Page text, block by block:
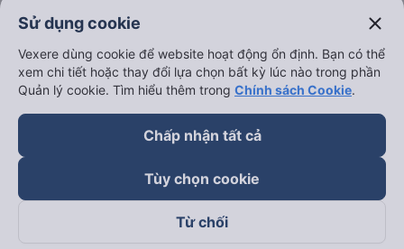
Sử dụng cookie close
Vexere dùng cookie để website hoạt động ổn định. Bạn có thể
xem chi tiết hoặc thay đổi lựa chọn bất kỳ lúc nào trong phần
Quản lý cookie. Tìm hiểu thêm trong Chính sách Cookie.
Chấp nhận tất cả
Tùy chọn cookie
Từ chối